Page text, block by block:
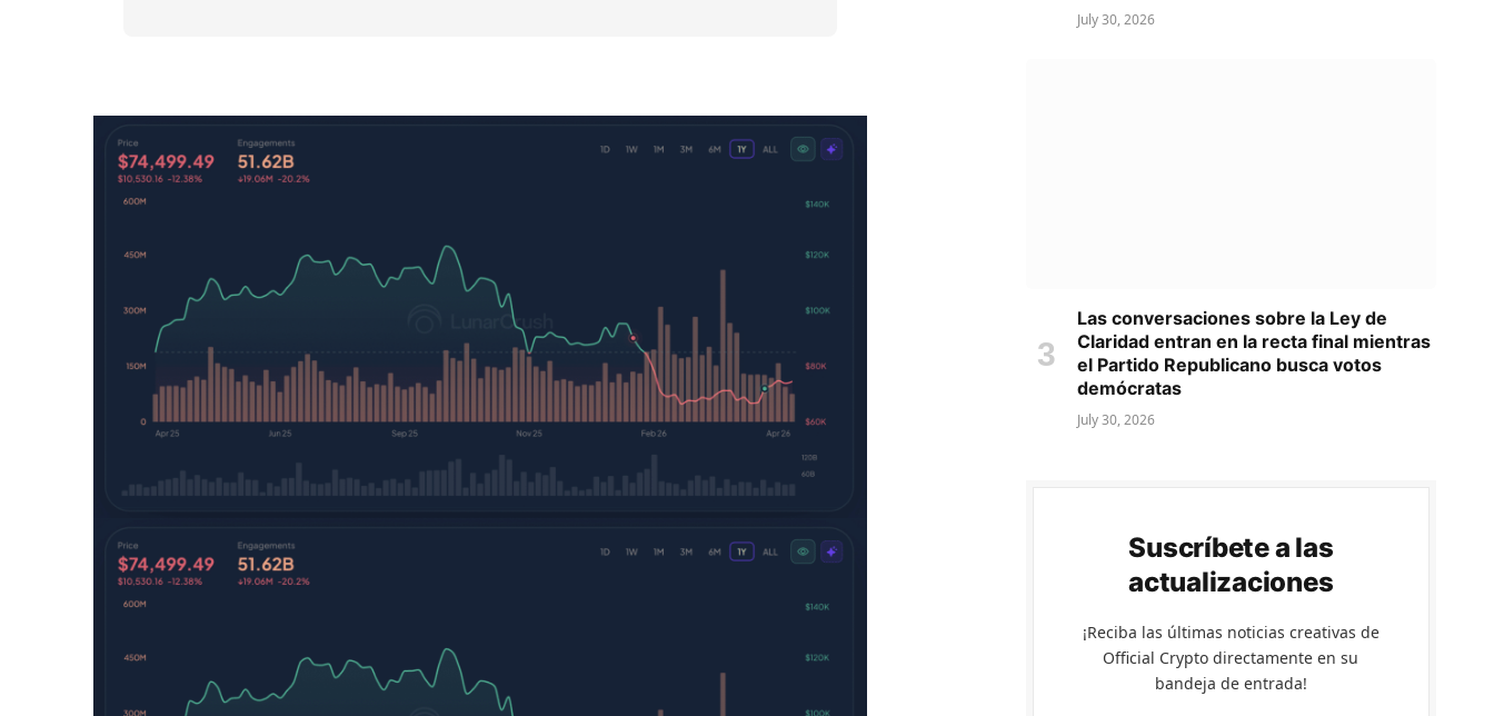
July 30, 2026
Las conversaciones sobre la Ley de
Claridad entran en la recta final mientras
el Partido Republicano busca votos
demócratas
July 30, 2026
Suscríbete a las
actualizaciones
¡Reciba las últimas noticias creativas de
Official Crypto directamente en su
bandeja de entrada!